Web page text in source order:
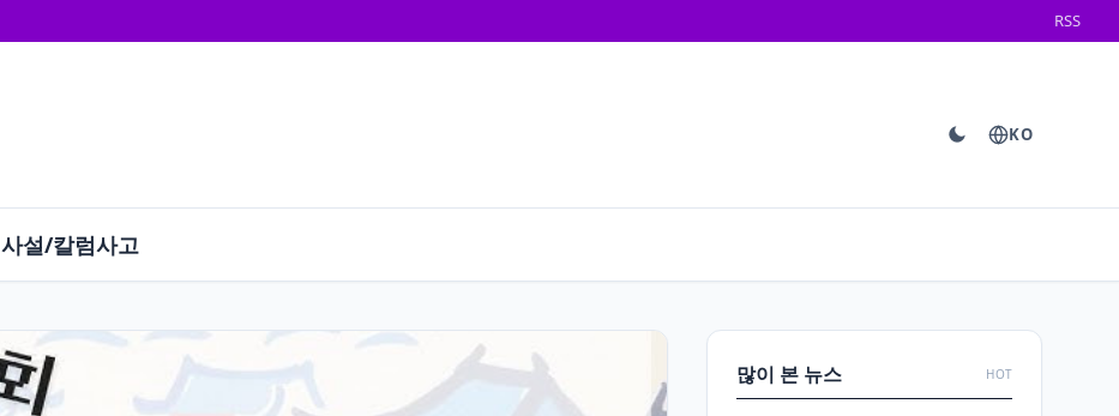
RSS
KO
사설/칼럼사고
많이 본 뉴스 HOT